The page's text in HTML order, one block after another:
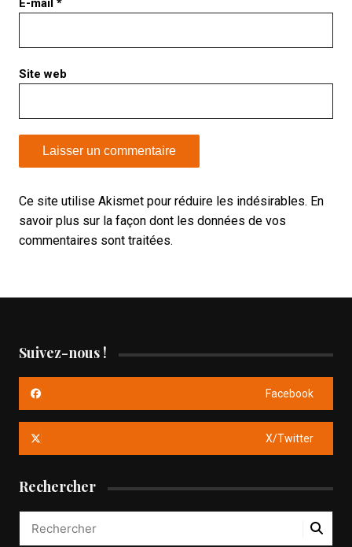
E-mail *
Site web
Ce site utilise Akismet pour réduire les indésirables. En
savoir plus sur la façon dont les données de vos
commentaires sont traitées.
Suivez-nous !
Facebook
X/Twitter
Rechercher